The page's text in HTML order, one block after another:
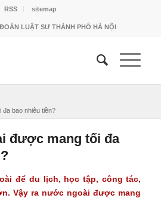
RSS sitemap
LUẬT SƯ THÀNH PHỐ HÀ NỘI
bao nhiêu tiền?
được mang tối đa
để du lịch, học tập, công tác,
Vậy ra nước ngoài được mang